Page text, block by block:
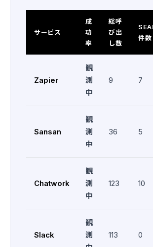
サービス
成
功
率
総呼
び出
し数
件数
Zapier
観
測
中
9 7
Sansan
観
測
中
36 5
Chatwork
観
測
中
123 10
Slack
観
測
113 0